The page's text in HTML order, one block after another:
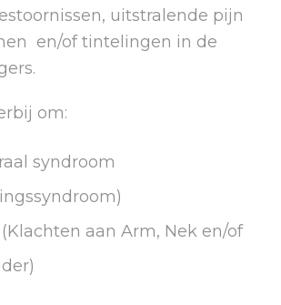
uitstralende pijn
en/of tintelingen in de
om:
syndroom
(Klachten aan Arm, Nek en/of